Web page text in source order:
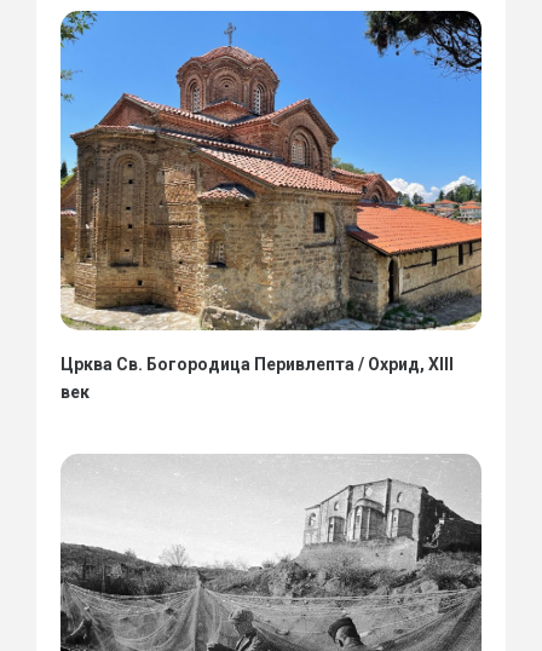
Црква Св. Богородица Перивлепта / Охрид, XIII
век